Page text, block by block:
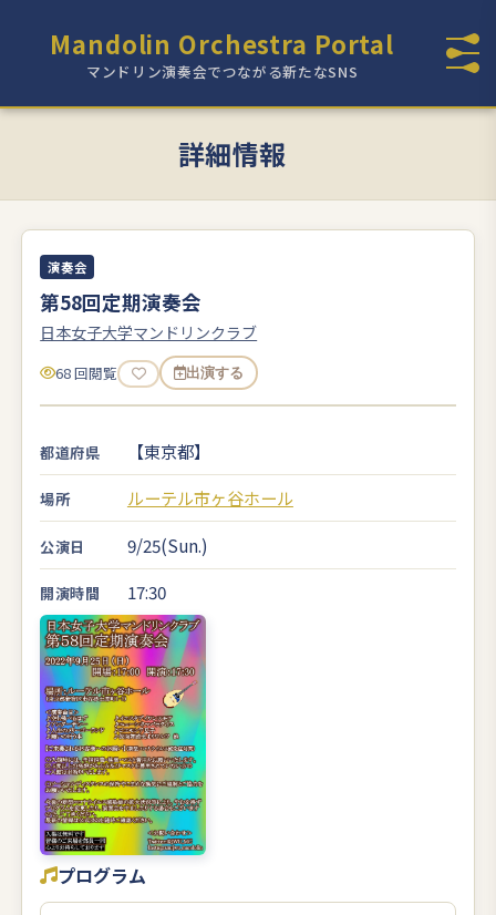
Mandolin Orchestra Portal
マンドリン演奏会でつながる新たなSNS
詳細情報
演奏会
第58回定期演奏会
日本女子大学マンドリンクラブ
68 回閲覧 出演する
都道府県 【東京都】
場所 ルーテル市ヶ谷ホール
公演日 9/25(Sun.)
開演時間 17:30
プログラム